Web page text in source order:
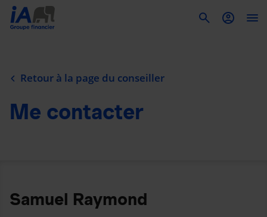
Retour à la page du conseiller
Me contacter
Samuel Raymond